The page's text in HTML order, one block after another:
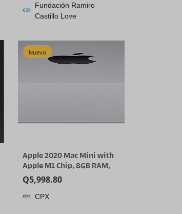
Fundación Ramiro
Castillo Love
Nuevo
Apple 2020 Mac Mini with
Apple M1 Chip, 8GB RAM,
256GB SSD Storage – Silver
(Renewed)
Q5,998.80
CPX